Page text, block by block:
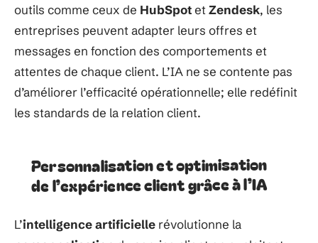
outils comme ceux de HubSpotet Zendesk, les
entreprises peuvent adapter leurs offres et
messages en fonction des comportements et
attentes de chaque client. L’IA ne se contente pas
d’améliorer l’efficacité opérationnelle; elle redéfinit
les standards de la relation client.
Personnalisation et optimisation
de l’expérience client grâce à l’IA
L’intelligence artificielle révolutionne la